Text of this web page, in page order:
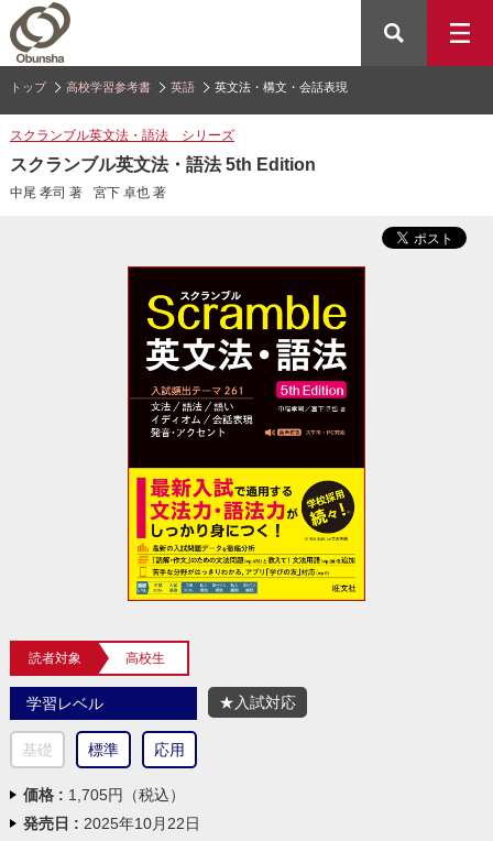
トップ 高校学習参考書 英語 英文法・構文・会話表現
スクランブル英文法・語法 シリーズ
スクランブル英文法・語法 5th Edition
中尾 孝司 著 宮下 卓也 著
読者対象 高校生
学習レベル
基礎 標準 応用
★入試対応
価格 : 1,705円（税込）
発売日 : 2025年10月22日